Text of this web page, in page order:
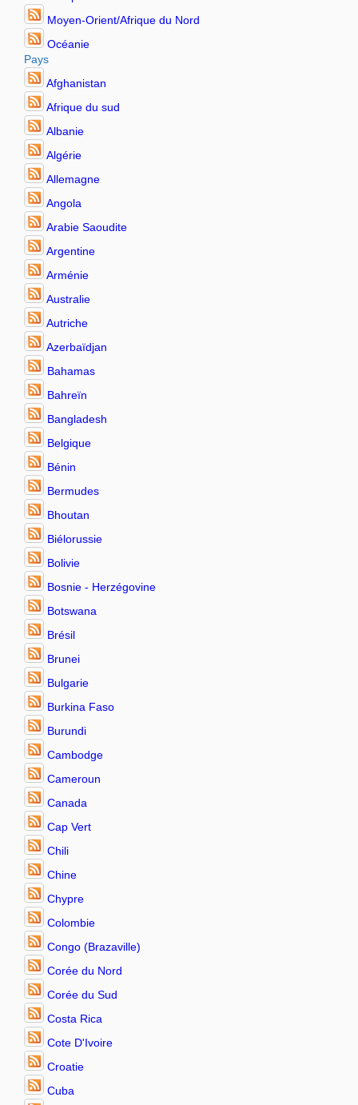
Moyen-Orient/Afrique du Nord
Océanie
Pays
Afghanistan
Afrique du sud
Albanie
Algérie
Allemagne
Angola
Arabie Saoudite
Argentine
Arménie
Australie
Autriche
Azerbaïdjan
Bahamas
Bahreïn
Bangladesh
Belgique
Bénin
Bermudes
Bhoutan
Biélorussie
Bolivie
Bosnie - Herzégovine
Botswana
Brésil
Brunei
Bulgarie
Burkina Faso
Burundi
Cambodge
Cameroun
Canada
Cap Vert
Chili
Chine
Chypre
Colombie
Congo (Brazaville)
Corée du Nord
Corée du Sud
Costa Rica
Cote D'Ivoire
Croatie
Cuba